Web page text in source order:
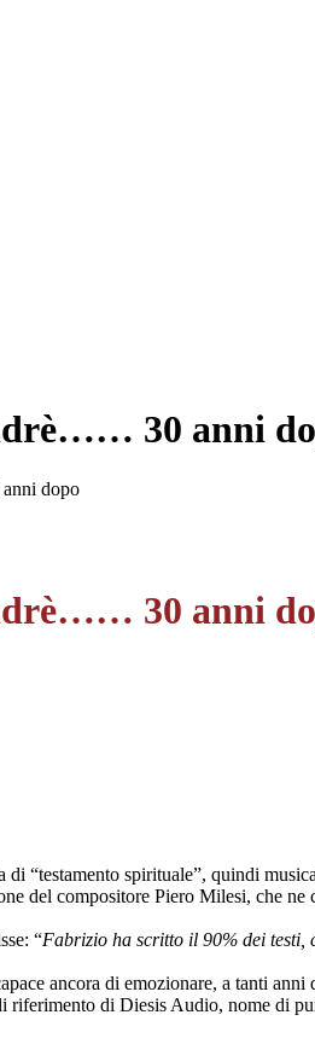
30 anni
dopo
30 anni
“testamento spirituale”, quindi
del compositore Piero Milesi, che
“Fabrizio ha scritto il 90% dei testi,
ancora di emozionare, a tanti
di Diesis Audio, nome di